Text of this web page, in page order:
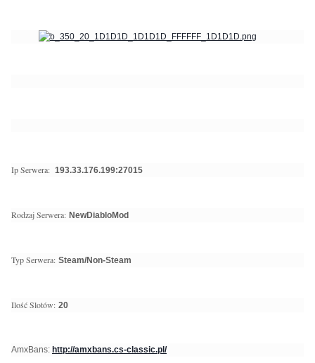
Ip Serwera: 193.33.176.199:27015
Rodzaj Serwera: NewDiabloMod
Typ Serwera: Steam/Non-Steam
Ilość Slotów: 20
AmxBans: http://amxbans.cs-classic.pl/